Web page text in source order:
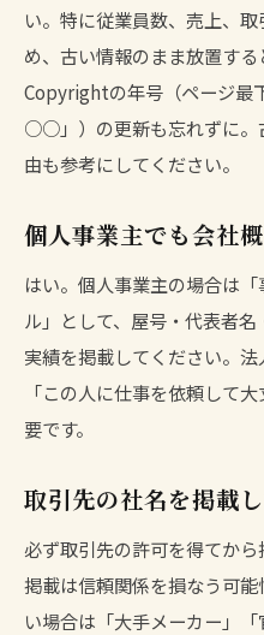
い。特に従業員数、売上、
め、古い情報のまま放置する
Copyrightの年号（ページ最
○○」）の更新も忘れずに。
由も参考にしてください。
個人事業主でも会社
はい。個人事業主の場合は
ル」として、屋号・代表者
実績を掲載してください。法
「この人に仕事を依頼して
要です。
取引先の社名を掲載
必ず取引先の許可を得てか
掲載は信頼関係を損なう可
い場合は「大手メーカー」